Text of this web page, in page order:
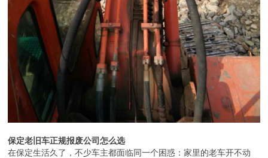
保定老旧车正规报废公司怎么选
在保定生活久了，不少车主都面临同一个困惑：家里的老车开不动